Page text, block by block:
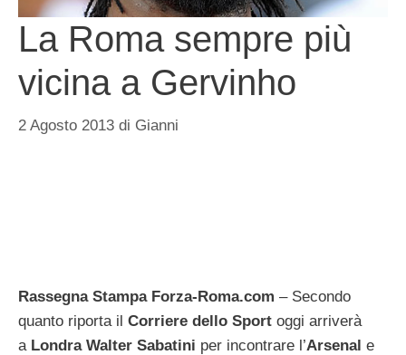
La Roma sempre più
vicina a Gervinho
2 Agosto 2013 di Gianni
Rassegna Stampa Forza-Roma.com – Secondo
quanto riporta il Corriere dello Sport oggi arriverà
a Londra Walter Sabatini per incontrare l’Arsenal e